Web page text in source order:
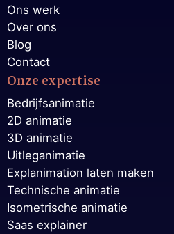
Ons werk
Over ons
Blog
Contact
Onze expertise
Bedrijfsanimatie
2D animatie
3D animatie
Uitleganimatie
Explanimation laten maken
Technische animatie
Isometrische animatie
Saas explainer